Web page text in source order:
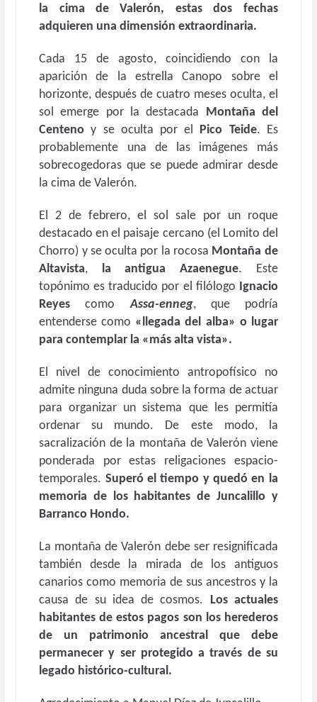
la cima de Valerón, estas dos fechas
adquieren una dimensión extraordinaria.
Cada 15 de agosto, coincidiendo con la
aparición de la estrella Canopo sobre el
horizonte, después de cuatro meses oculta, el
sol emerge por la destacada Montaña del
Centeno y se oculta por el Pico Teide. Es
probablemente una de las imágenes más
sobrecogedoras que se puede admirar desde
la cima de Valerón.
El 2 de febrero, el sol sale por un roque
destacado en el paisaje cercano (el Lomito del
Chorro) y se oculta por la rocosa Montaña de
Altavista, la antigua Azaenegue. Este
topónimo es traducido por el filólogo Ignacio
Reyes comoAssa-enneg, que podría
entenderse como «llegada del alba» o lugar
para contemplar la «más alta vista».
El nivel de conocimiento antropofísico no
admite ninguna duda sobre la forma de actuar
para organizar un sistema que les permitía
ordenar su mundo. De este modo, la
sacralización de la montaña de Valerón viene
ponderada por estas religaciones espacio-
temporales. Superó el tiempo y quedó en la
memoria de los habitantes de Juncalillo y
Barranco Hondo.
La montaña de Valerón debe ser resignificada
también desde la mirada de los antiguos
canarios como memoria de sus ancestros y la
causa de su idea de cosmos. Los actuales
habitantes de estos pagos son los herederos
de un patrimonio ancestral que debe
permanecer y ser protegido a través de su
legado histórico-cultural.